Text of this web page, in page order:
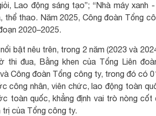
Lao động sáng tạo”; “Nhà máy
thể thao. Năm 2025, Công đoàn Tổng
2020–2025.
bật nêu trên, trong 2 năm (2023 và
thi đua, Bằng khen của Tổng Liên
Công đoàn Tổng công ty, trong đó có
công nhân, viên chức, lao động toàn
toàn quốc, khẳng định vai trò nòng
trị của Tổng công ty.